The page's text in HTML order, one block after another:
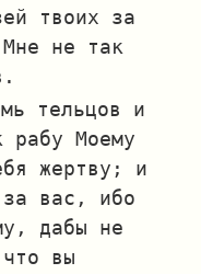
твоих за
не так
тельцов и
рабу Моему
жертву; и
за вас, ибо
дабы не
вы